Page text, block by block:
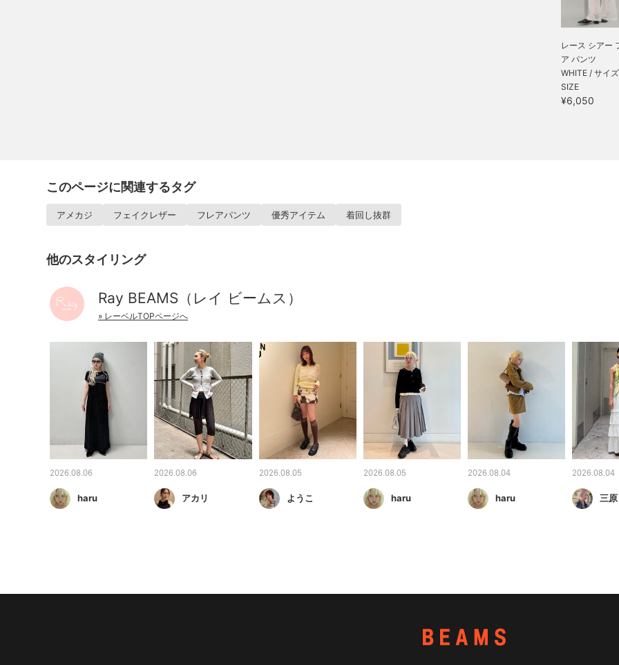
レース シアー
ア パンツ
WHITE / サイ
SIZE
¥6,050
このページに関連するタグ
アメカジ フェイクレザー フレアパンツ 優秀アイテム 着回し抜群
他のスタイリング
Ray BEAMS（レイ ビームス）
» レーベルTOPページへ
2026.08.06
haru
2026.08.06
アカリ
2026.08.05
ようこ
2026.08.05
haru
2026.08.04
haru
2026.08.04
三